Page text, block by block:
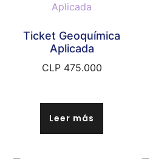
Ticket Geoquímica
Aplicada
CLP 475.000
Leer más